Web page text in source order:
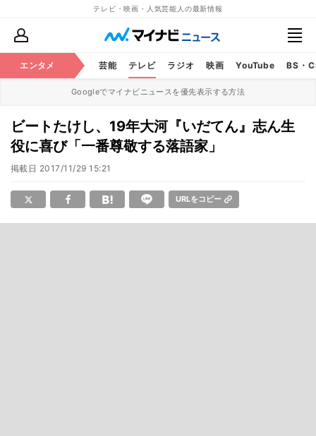
テレビ・映画・人気芸能人の最新情報
エンタメ 芸能 テレビ ラジオ 映画 YouTube BS・
Googleでマイナビニュースを優先表示する方法
ビートたけし、19年大河『いだてん』志ん生
役に喜び「一番尊敬する落語家」
掲載日 2017/11/29 15:21
URLをコピー